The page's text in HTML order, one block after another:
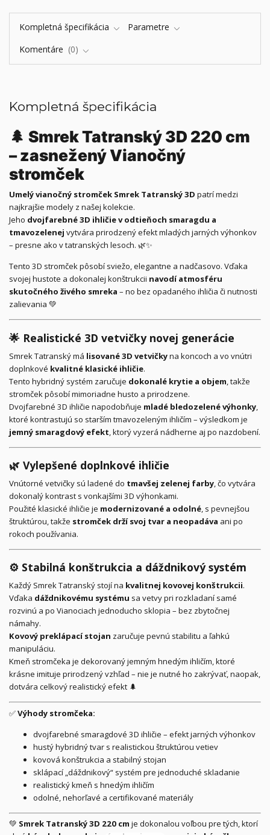
Kompletná špecifikácia
Parametre
Komentáre
0
Kompletná špecifikácia
🌲 Smrek Tatranský 3D 220 cm
– zasnežený Vianočný
stromček
Umelý vianočný stromček Smrek Tatranský 3D patrí medzi
najkrajšie modely z našej kolekcie.
Jeho dvojfarebné 3D ihličie v odtieňoch smaragdu a
tmavozelenej vytvára prirodzený efekt mladých jarných výhonkov
– presne ako v tatranských lesoch. 🌿✨
Tento 3D stromček pôsobí sviežo, elegantne a nadčasovo. Vďaka
svojej hustote a dokonalej konštrukcii navodí atmosféru
skutočného živého smreka – no bez opadaného ihličia či nutnosti
zalievania 💚
🌟 Realistické 3D vetvičky novej generácie
Smrek Tatranský má lisované 3D vetvičkyna koncoch a vo vnútri
doplnkové kvalitné klasické ihličie.
Tento hybridný systém zaručuje dokonalé krytie a objem , takže
stromček pôsobí mimoriadne husto a prirodzene.
Dvojfarebné 3D ihličie napodobňuje mladé bledozelené výhonky
ktoré kontrastujú so starším tmavozeleným ihličím – výsledkom je
jemný smaragdový efekt , ktorý vyzerá nádherne aj po nazdobení.
🌿 Vylepšené doplnkové ihličie
Vnútorné vetvičky sú ladené do tmavšej zelenej farby, čo vytvára
dokonalý kontrast s vonkajšími 3D výhonkami.
Použité klasické ihličie je modernizované a odolné, s pevnejšou
štruktúrou, takže stromček drží svoj tvar a neopadáva ani po
rokoch používania.
⚙️ Stabilná konštrukcia a dáždnikový systém
Každý Smrek Tatranský stojí na kvalitnej kovovej konštrukcii.
Vďaka dáždnikovému systému sa vetvy pri rozkladaní samé
rozvinú a po Vianociach jednoducho sklopia – bez zbytočnej
námahy.
Kovový preklápací stojan zaručuje pevnú stabilitu a ľahkú
manipuláciu.
Kmeň stromčeka je dekorovaný jemným hnedým ihličím, ktoré
krásne imituje prirodzený vzhľad – nie je nutné ho zakrývať, naopak,
dotvára celkový realistický efekt 🌲
✅Výhody stromčeka:
dvojfarebné smaragdové 3D ihličie – efekt jarných výhonkov
hustý hybridný tvar s realistickou štruktúrou vetiev
kovová konštrukcia a stabilný stojan
sklápací „dáždnikový“ systém pre jednoduché skladanie
realistický kmeň s hnedým ihličím
odolné, nehorľavé a certifikované materiály
💚 Smrek Tatranský 3D 220 cm je dokonalou voľbou pre tých, ktorí